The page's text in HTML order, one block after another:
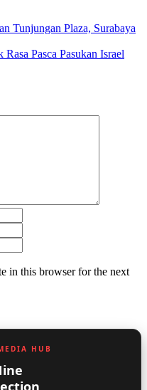
Tunjungan Plaza, Surabaya
Pasca Pasukan Israel
in this browser for the next
HUB